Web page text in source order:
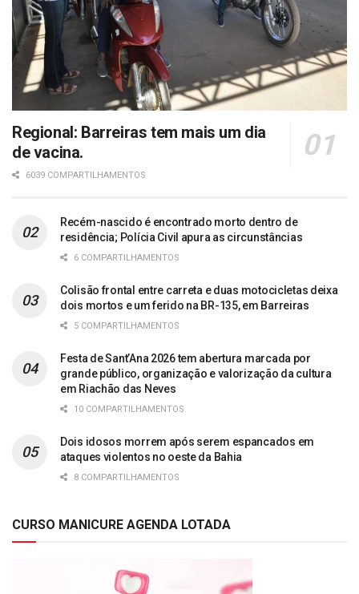
Regional: Barreiras tem mais um dia
de vacina.
6039 COMPARTILHAMENTOS
Recém-nascido é encontrado morto dentro de
residência; Polícia Civil apura as circunstâncias
6 COMPARTILHAMENTOS
Colisão frontal entre carreta e duas motocicletas deixa
dois mortos e um ferido na BR-135, em Barreiras
5 COMPARTILHAMENTOS
Festa de Sant’Ana 2026 tem abertura marcada por
grande público, organização e valorização da cultura
em Riachão das Neves
10 COMPARTILHAMENTOS
Dois idosos morrem após serem espancados em
ataques violentos no oeste da Bahia
8 COMPARTILHAMENTOS
CURSO MANICURE AGENDA LOTADA